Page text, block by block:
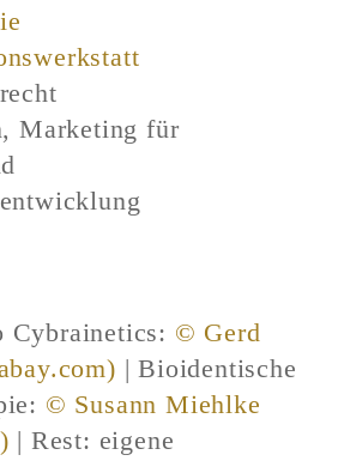
Marketing für
Cybrainetics: © Gerd
| Bioidentische
© Susann Miehlke
| Rest: eigene